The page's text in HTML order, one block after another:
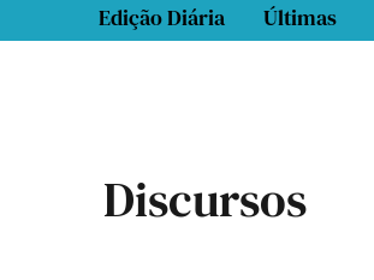
Edição Diária Últimas
Discursos